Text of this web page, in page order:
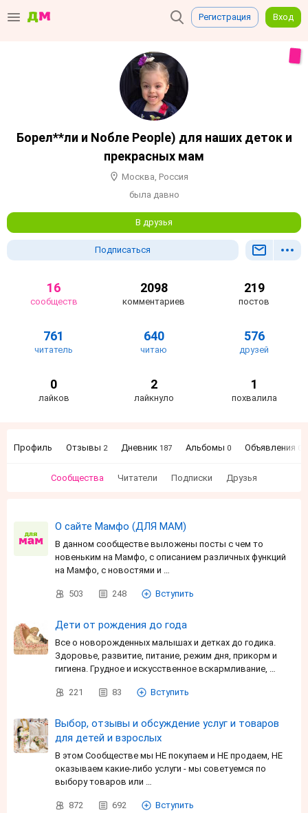
Регистрация Вход
Борел**ли и Noблe People) для наших деток и
прекрасных мам
Москва, Россия
была давно
В друзья
Подписаться
16
сообществ
2098
комментариев
219
постов
761
читатель
640
читаю
576
друзей
0
лайков
2
лайкнуло
1
похвалила
Профиль Отзывы 2 Дневник 187 Альбомы 0 Объявления
Сообщества Читатели Подписки Друзья
О сайте Мамфо (ДЛЯ МАМ)
В данном сообществе выложены посты с чем то
новеньким на Мамфо, с описанием различных функций
на Мамфо, с новостями и …
503 248 Вступить
Дети от рождения до года
Все о новорожденных малышах и детках до годика.
Здоровье, развитие, питание, режим дня, прикорм и
гигиена. Грудное и искусственное вскармливание, …
221 83 Вступить
Выбор, отзывы и обсуждение услуг и товаров
для детей и взрослых
В этом Сообществе мы НЕ покупаем и НЕ продаем, НЕ
оказываем какие-либо услуги - мы советуемся по
выбору товаров или …
872 692 Вступить